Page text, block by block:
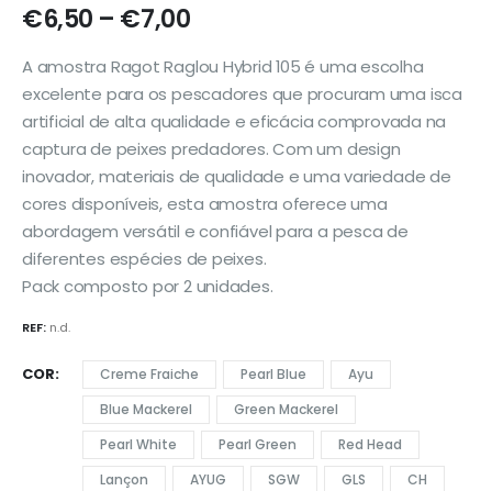
€6,50 – €7,00Price
€6,50
through
€7,00
A amostra Ragot Raglou Hybrid 105 é uma escolha
excelente para os pescadores que procuram uma isca
artificial de alta qualidade e eficácia comprovada na
captura de peixes predadores. Com um design
inovador, materiais de qualidade e uma variedade de
cores disponíveis, esta amostra oferece uma
abordagem versátil e confiável para a pesca de
diferentes espécies de peixes.
Pack composto por 2 unidades.
REF: n.d.
COR Creme Fraiche Pearl Blue
Ayu
Blue Mackerel
Green Mackerel
Pearl White
Pearl Green
Red Head
Lançon
AYUG SGW GLS CH